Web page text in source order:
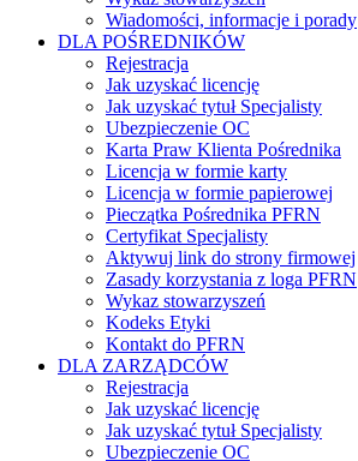
Wiadomości, informacje i porady
DLA POŚREDNIKÓW
Rejestracja
Jak uzyskać licencję
Jak uzyskać tytuł Specjalisty
Ubezpieczenie OC
Karta Praw Klienta Pośrednika
Licencja w formie karty
Licencja w formie papierowej
Pieczątka Pośrednika PFRN
Certyfikat Specjalisty
Aktywuj link do strony firmowej
Zasady korzystania z loga PFRN
Wykaz stowarzyszeń
Kodeks Etyki
Kontakt do PFRN
DLA ZARZĄDCÓW
Rejestracja
Jak uzyskać licencję
Jak uzyskać tytuł Specjalisty
Ubezpieczenie OC